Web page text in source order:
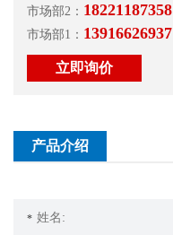
市场部2： 18221187358
市场部1： 13916626937
立即询价
产品介绍
*